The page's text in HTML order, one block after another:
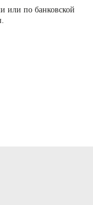
или по банковской